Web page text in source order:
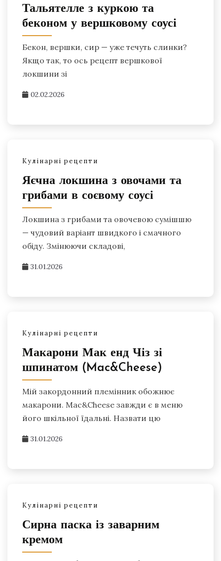
Тальятелле з куркою та
беконом у вершковому соусі
Бекон, вершки, сир — уже течуть слинки?
Якщо так, то ось рецепт вершкової
локшини зі
02.02.2026
Кулінарні рецепти
Яєчна локшина з овочами та
грибами в соєвому соусі
Локшина з грибами та овочевою сумішшю
— чудовий варіант швидкого і смачного
обіду. Змінюючи складові,
31.01.2026
Кулінарні рецепти
Макарони Мак енд Чіз зі
шпинатом (Mac&Cheese)
Мій закордонний племінник обожнює
макарони. Mac&Cheese завжди є в меню
його шкільної їдальні. Назвати цю
31.01.2026
Кулінарні рецепти
Сирна паска із заварним
кремом